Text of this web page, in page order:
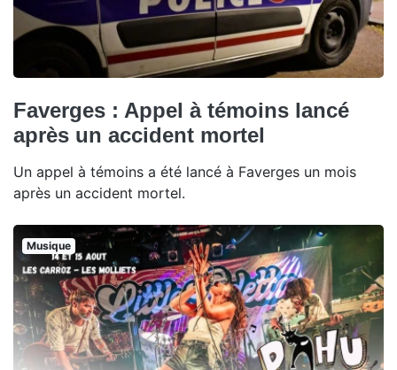
Faverges : Appel à témoins lancé
après un accident mortel
Un appel à témoins a été lancé à Faverges un mois
après un accident mortel.
Musique